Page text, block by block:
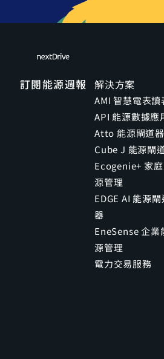
訂閱能源週報 解決方案
AMI 智慧電表讀
API 能源數據應
Atto 能源閘道器
Cube J 能源閘
Ecogenie+ 家
源管理
EDGE AI 能源閘
器
EneSense 企業
源管理
電力交易服務